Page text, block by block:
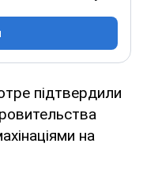
підтвердили
на